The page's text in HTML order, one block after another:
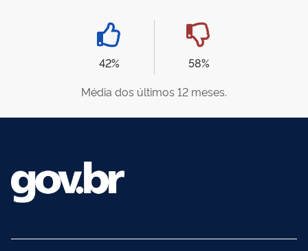
42%
58%
Média dos últimos 12 meses.